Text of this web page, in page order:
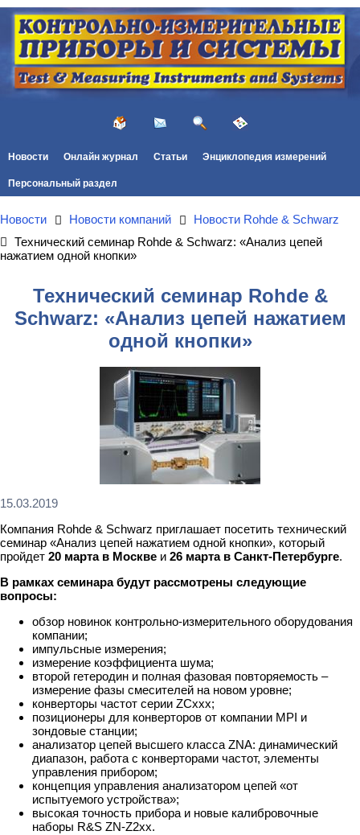
Новости Онлайн журнал Статьи Энциклопедия измерений
Персональный раздел
Новости Новости компаний
Новости Rohde & Schwarz
Технический семинар Rohde & Schwarz: «Анализ цепей
нажатием одной кнопки»
Технический семинар Rohde &
Schwarz: «Анализ цепей нажатием
одной кнопки»
15.03.2019
Компания Rohde & Schwarz приглашает посетить технический
семинар «Анализ цепей нажатием одной кнопки», который
пройдет 20 марта в Москве и 26 марта в Санкт-Петербурге.
В рамках семинара будут рассмотрены следующие
вопросы:
обзор новинок контрольно-измерительного оборудования
компании;
импульсные измерения;
измерение коэффициента шума;
второй гетеродин и полная фазовая повторяемость –
измерение фазы смесителей на новом уровне;
конверторы частот серии ZCxxx;
позиционеры для конверторов от компании MPI и
зондовые станции;
анализатор цепей высшего класса ZNA: динамический
диапазон, работа с конверторами частот, элементы
управления прибором;
концепция управления анализатором цепей «от
испытуемого устройства»;
высокая точность прибора и новые калибровочные
наборы R&S ZN-Z2xx.